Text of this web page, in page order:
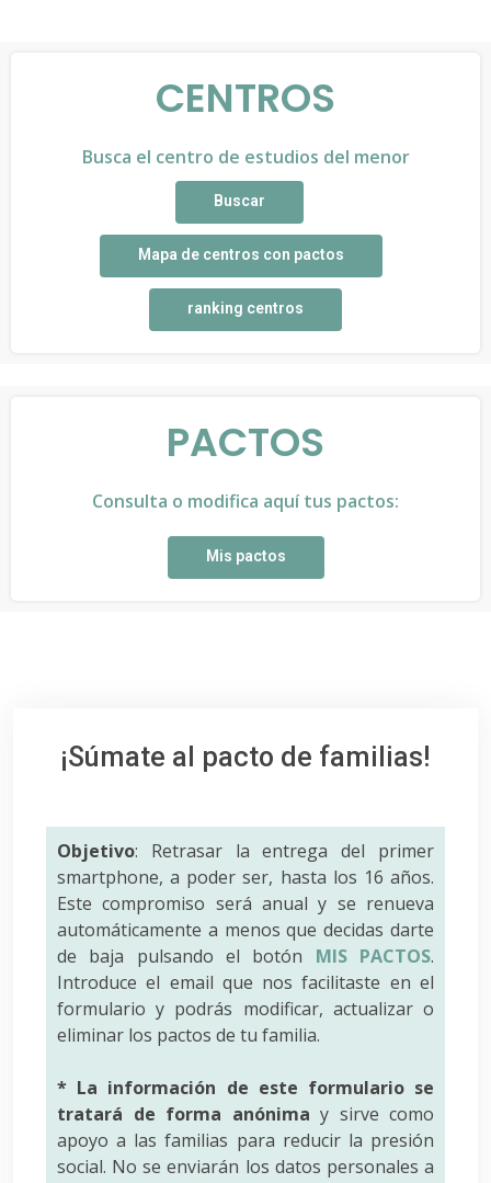
CENTROS
Busca el centro de estudios del menor
Buscar
Mapa de centros con pactos
ranking centros
PACTOS
Consulta o modifica aquí tus pactos:
Mis pactos
¡Súmate al pacto de familias!
Objetivo: Retrasar la entrega del primer
smartphone, a poder ser, hasta los 16 años.
Este compromiso será anual y se renueva
automáticamente a menos que decidas darte
de baja pulsando el botón MIS PACTOS.
Introduce el email que nos facilitaste en el
formulario y podrás modificar, actualizar o
eliminar los pactos de tu familia.
* La información de este formulario se
tratará de forma anónima y sirve como
apoyo a las familias para reducir la presión
social. No se enviarán los datos personales a